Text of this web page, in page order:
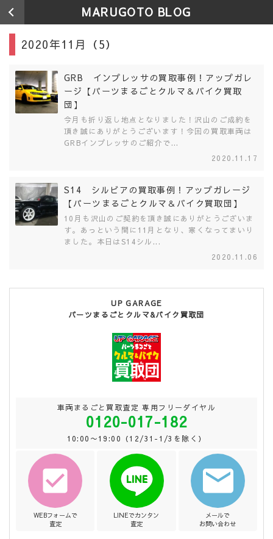
MARUGOTO BLOG
2020年11月（5）
GRB インプレッサの買取事例！アップガレ
ージ【パーツまるごとクルマ＆バイク買取
団】
今月も折り返し地点となりました！沢山のご成約を
頂き誠にありがとうございます！今回の買取車両は
GRBインプレッサのご紹介で...
2020.11.17
S14 シルビアの買取事例！アップガレージ
【パーツまるごとクルマ＆バイク買取団】
10月も沢山のご契約を頂き誠にありがとうございま
す。あっという間に11月となり、寒くなってまいり
ました。本日はS14シル...
2020.11.06
UP GARAGE
パーツまるごとクルマ&バイク買取団
車両まるごと買取査定 専用フリーダイヤル
0120-017-182
10:00〜19:00（12/31-1/3を除く）
WEBフォームで
査定
LINEでカンタン
査定
メールで
お問い合わせ